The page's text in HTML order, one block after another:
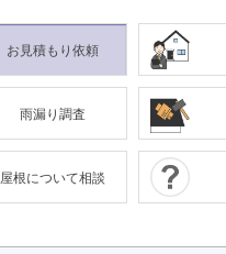
お見積もり依頼
雨漏り調査
屋根について相談